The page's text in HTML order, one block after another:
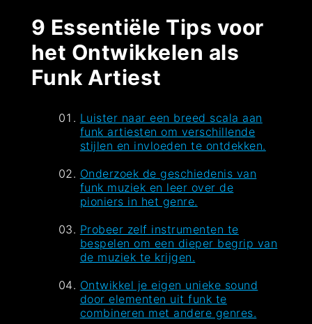
9 Essentiële Tips voor
het Ontwikkelen als
Funk Artiest
Luister naar een breed scala aan
funk artiesten om verschillende
stijlen en invloeden te ontdekken.
Onderzoek de geschiedenis van
funk muziek en leer over de
pioniers in het genre.
Probeer zelf instrumenten te
bespelen om een dieper begrip van
de muziek te krijgen.
Ontwikkel je eigen unieke sound
door elementen uit funk te
combineren met andere genres.